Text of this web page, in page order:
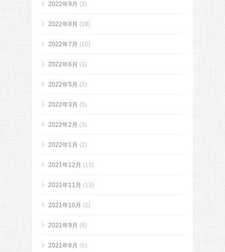
2022年9月 (3)
2022年8月 (18)
2022年7月 (10)
2022年6月 (3)
2022年5月 (2)
2022年3月 (5)
2022年2月 (3)
2022年1月 (2)
2021年12月 (11)
2021年11月 (13)
2021年10月 (2)
2021年9月 (8)
2021年8月 (6)